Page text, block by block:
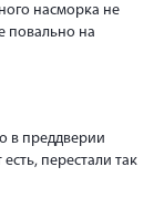
насморка не
повально на
в преддверии
перестали так